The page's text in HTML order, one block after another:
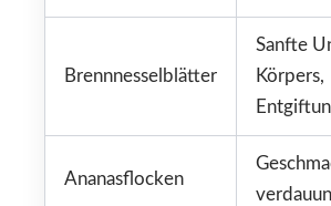
Brennnesselblätter
Sanfte
Körpers,
Ananasflocken